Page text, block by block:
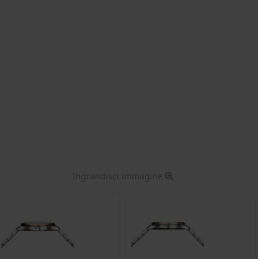
Ingrandisci immagine